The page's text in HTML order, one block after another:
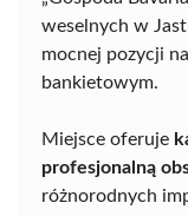
weselnych w
mocnej pozycji
bankietowym.
Miejsce oferuje
profesjonalną
różnorodnych